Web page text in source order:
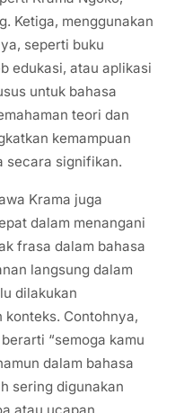
Ketiga, menggunakan
seperti buku
edukasi, atau aplikasi
untuk bahasa
teori dan
kemampuan
secara signifikan.
Krama juga
dalam menangani
frasa dalam bahasa
langsung dalam
dilakukan
Contohnya,
“semoga kamu
dalam bahasa
sering digunakan
atau ucapan